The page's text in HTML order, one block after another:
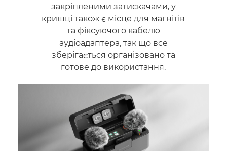
закріпленими затискачами, у
кришці також є місце для магнітів
та фіксуючого кабелю
аудіоадаптера, так що все
зберігається організовано та
готове до використання.